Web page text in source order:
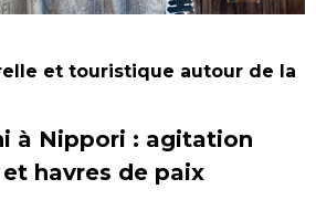
et touristique autour de la
à Nippori : agitation
havres de paix